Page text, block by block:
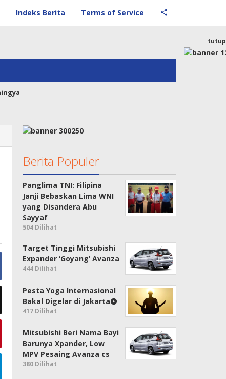
Indeks Berita Terms of Service
tutup
Berita Populer
Panglima TNI: Filipina
Janji Bebaskan Lima WNI
yang Disandera Abu
Sayyaf
504 Dilihat
Target Tinggi Mitsubishi
Expander ‘Goyang’ Avanza
444 Dilihat
Pesta Yoga Internasional
Bakal Digelar di Jakarta
417 Dilihat
Mitsubishi Beri Nama Bayi
Barunya Xpander, Low
MPV Pesaing Avanza cs
380 Dilihat